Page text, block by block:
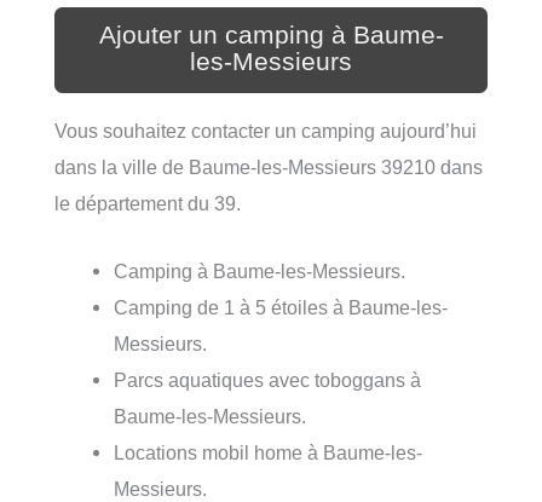
Ajouter un camping à Baume-
les-Messieurs
Vous souhaitez contacter un camping aujourd’hui
dans la ville de Baume-les-Messieurs 39210 dans
le département du 39.
Camping à Baume-les-Messieurs.
Camping de 1 à 5 étoiles à Baume-les-
Messieurs.
Parcs aquatiques avec toboggans à
Baume-les-Messieurs.
Locations mobil home à Baume-les-
Messieurs.